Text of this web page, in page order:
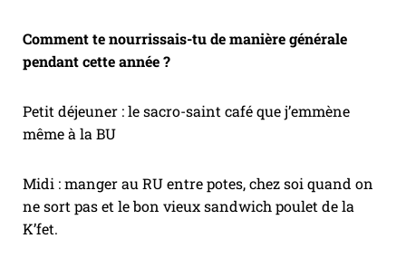
Comment te nourrissais-tu de manière générale
pendant cette année ?
Petit déjeuner : le sacro-saint café que j’emmène
même à la BU
Midi : manger au RU entre potes, chez soi quand on
ne sort pas et le bon vieux sandwich poulet de la
K’fet.